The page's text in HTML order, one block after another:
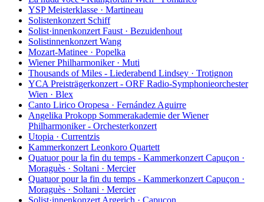
YSP Meisterklasse · Martineau
Solistenkonzert Schiff
Solist·innenkonzert Faust · Bezuidenhout
Solistinnenkonzert Wang
Mozart-Matinee · Popelka
Wiener Philharmoniker · Muti
Thousands of Miles - Liederabend Lindsey · Trotignon
YCA Preisträgerkonzert - ORF Radio-Symphonieorchester
Wien · Blex
Canto Lirico Oropesa · Fernández Aguirre
Angelika Prokopp Sommerakademie der Wiener
Philharmoniker - Orchesterkonzert
Utopia · Currentzis
Kammerkonzert Leonkoro Quartett
Quatuor pour la fin du temps - Kammerkonzert Capuçon ·
Moraguès · Soltani · Mercier
Quatuor pour la fin du temps - Kammerkonzert Capuçon ·
Moraguès · Soltani · Mercier
Solist·innenkonzert Argerich · Capuçon